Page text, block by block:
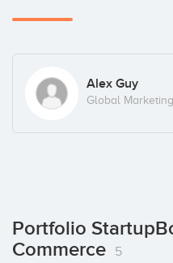
Alex Guy
Global Marketing
Portfolio
Commerce
5